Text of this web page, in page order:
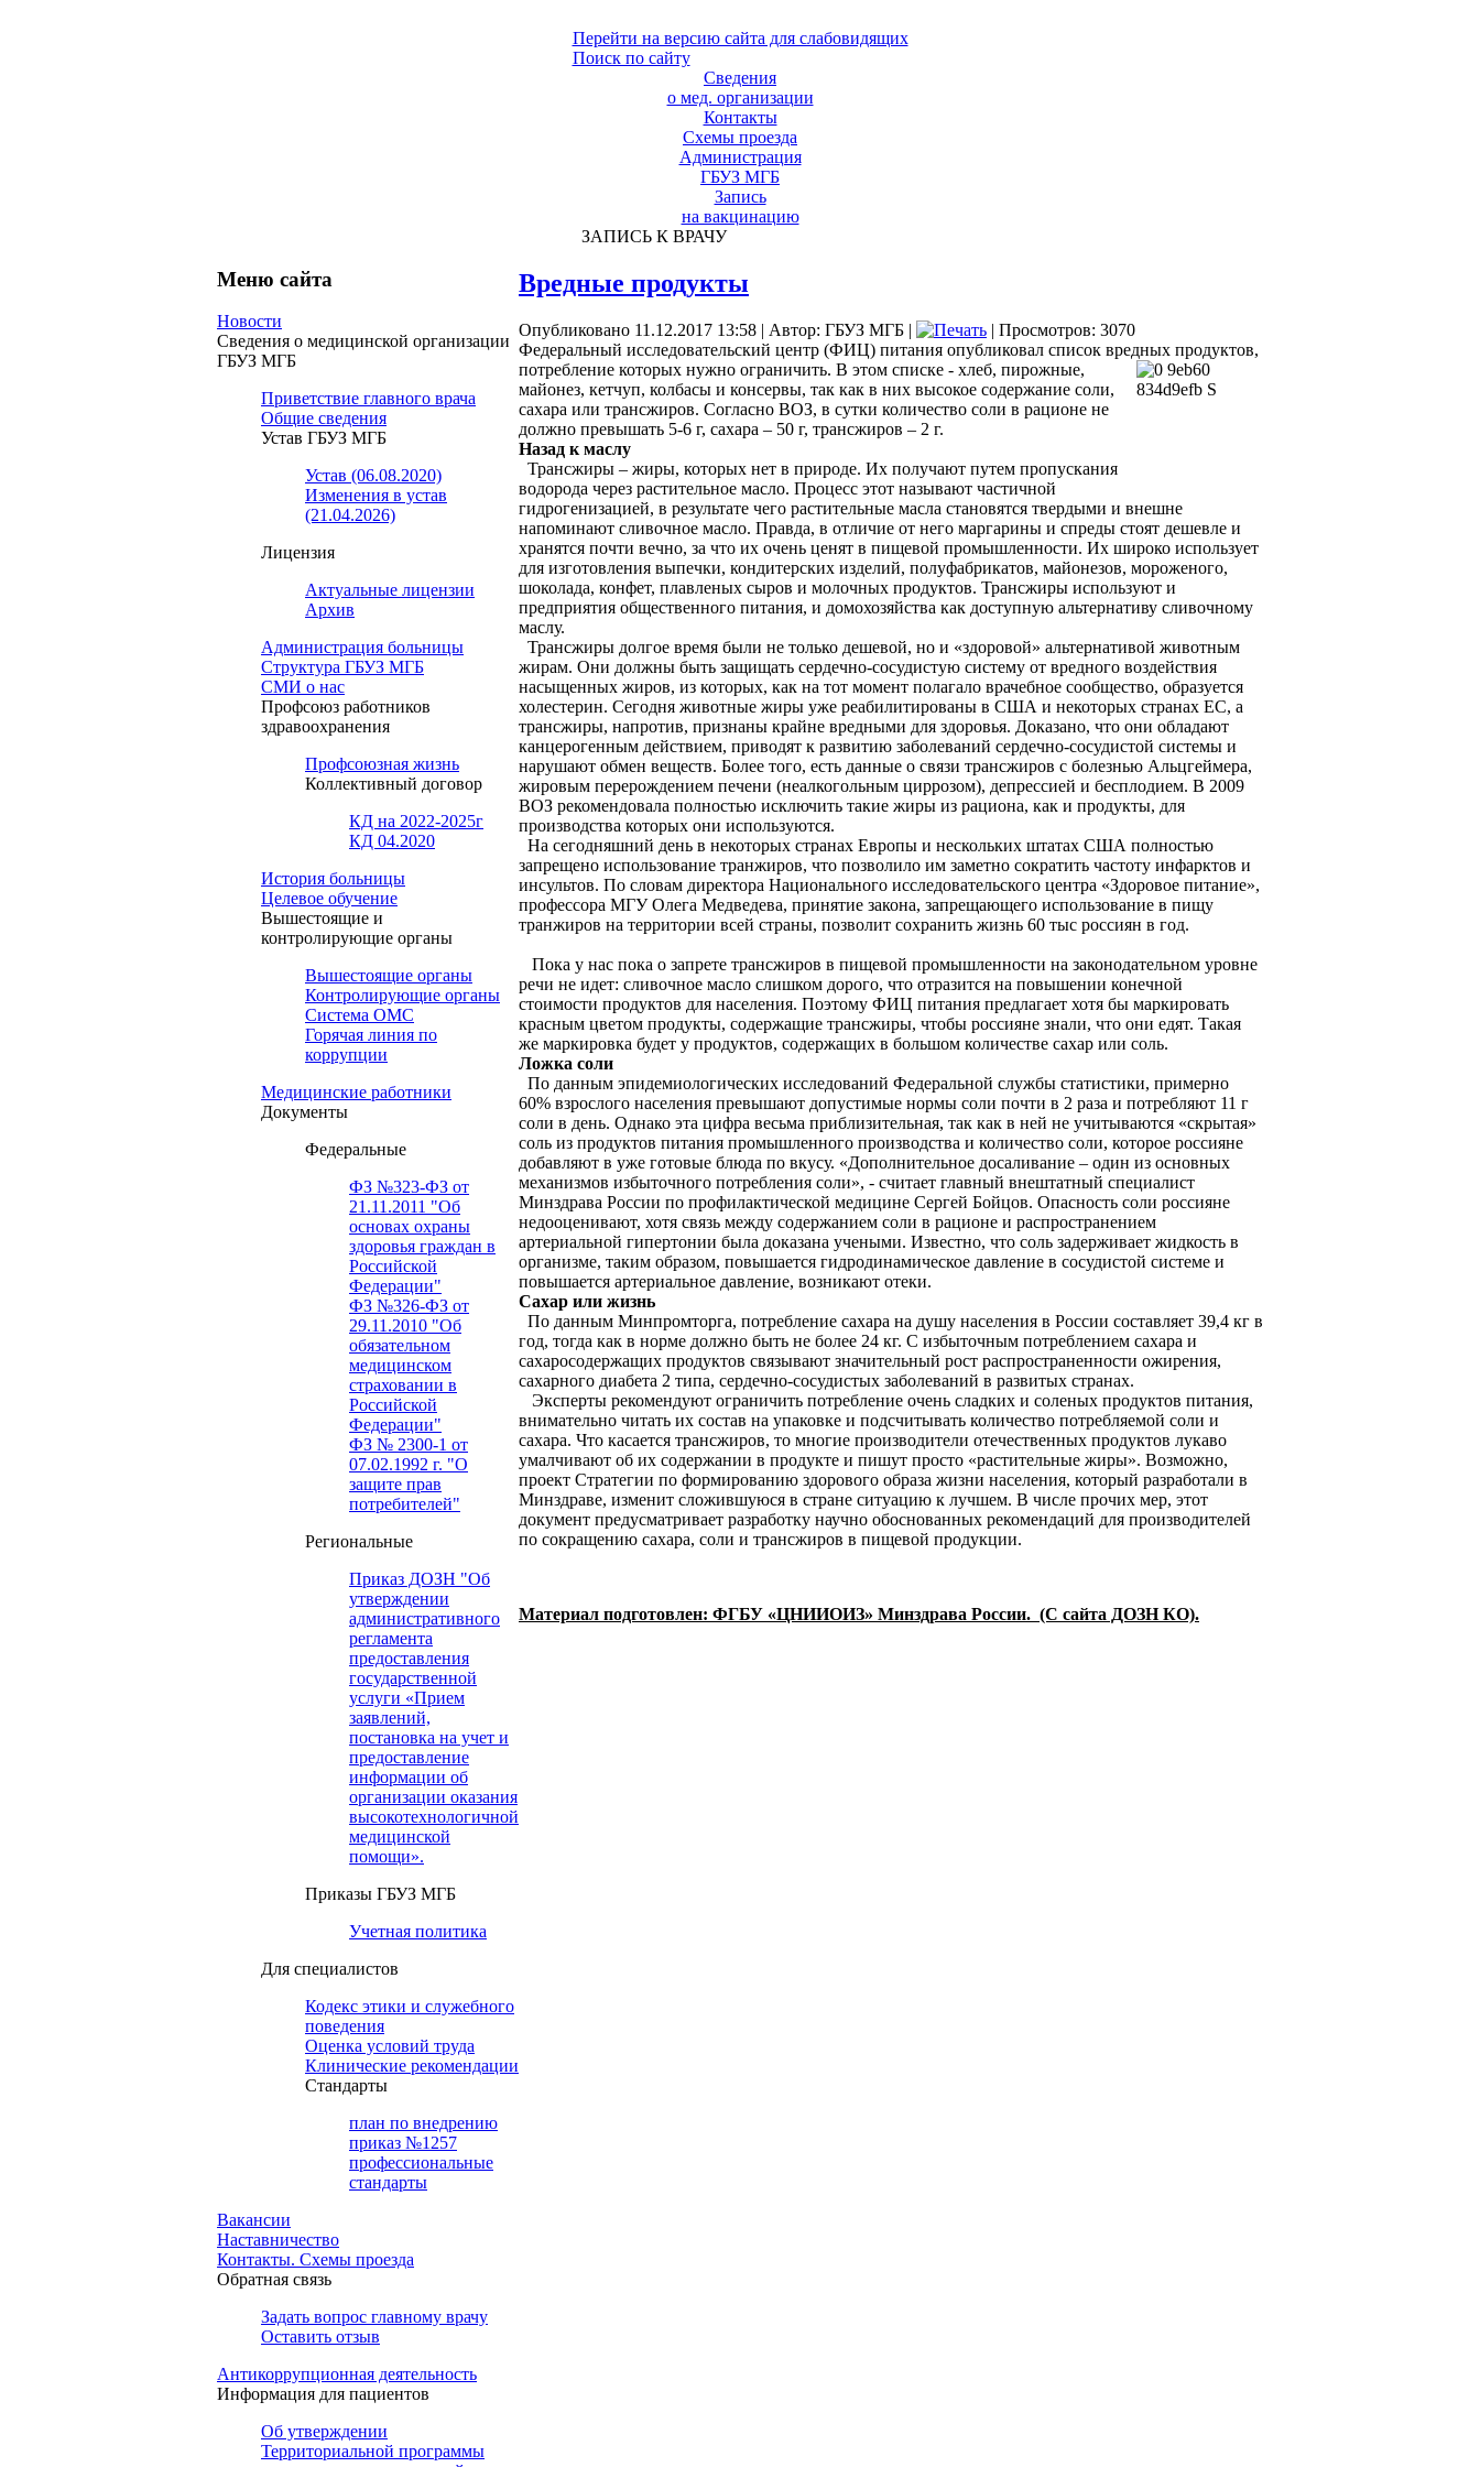
Перейти на версию сайта для слабовидящих
Поиск по сайту
Сведения
о мед. организации
Контакты
Схемы проезда
Администрация
ГБУЗ МГБ
Запись
на вакцинацию
ЗАПИСЬ К ВРАЧУ
Меню сайта
Новости
Сведения о медицинской организации
ГБУЗ МГБ
Приветствие главного врача
Общие сведения
Устав ГБУЗ МГБ
Устав (06.08.2020)
Изменения в устав
(21.04.2026)
Лицензия
Актуальные лицензии
Архив
Администрация больницы
Структура ГБУЗ МГБ
СМИ о нас
Профсоюз работников
здравоохранения
Профсоюзная жизнь
Коллективный договор
КД на 2022-2025г
КД 04.2020
История больницы
Целевое обучение
Вышестоящие и
контролирующие органы
Вышестоящие органы
Контролирующие органы
Система ОМС
Горячая линия по
коррупции
Медицинские работники
Документы
Федеральные
ФЗ №323-ФЗ от
21.11.2011 "Об
основах охраны
здоровья граждан в
Российской
Федерации"
ФЗ №326-ФЗ от
29.11.2010 "Об
обязательном
медицинском
страховании в
Российской
Федерации"
ФЗ № 2300-1 от
07.02.1992 г. "О
защите прав
потребителей"
Региональные
Приказ ДОЗН "Об
утверждении
административного
регламента
предоставления
государственной
услуги «Прием
заявлений,
постановка на учет и
предоставление
информации об
организации оказания
высокотехнологичной
медицинской
помощи».
Приказы ГБУЗ МГБ
Учетная политика
Для специалистов
Кодекс этики и служебного
поведения
Оценка условий труда
Клинические рекомендации
Cтандарты
план по внедрению
приказ №1257
профессиональные
стандарты
Вакансии
Наставничество
Контакты. Схемы проезда
Обратная связь
Задать вопрос главному врачу
Оставить отзыв
Антикоррупционная деятельность
Информация для пациентов
Об утверждении
Территориальной программы
Вредные продукты
Опубликовано 11.12.2017 13:58 | Автор: ГБУЗ МГБ |
| Просмотров: 3070
Федеральный исследовательский центр (ФИЦ) питания опубликовал список вредных продуктов,
потребление которых нужно ограничить. В этом списке - хлеб, пирожные,
майонез, кетчуп, колбасы и консервы, так как в них высокое содержание соли,
сахара или трансжиров. Согласно ВОЗ, в сутки количество соли в рационе не
должно превышать 5-6 г, сахара – 50 г, трансжиров – 2 г.
Назад к маслу
Трансжиры – жиры, которых нет в природе. Их получают путем пропускания
водорода через растительное масло. Процесс этот называют частичной
гидрогенизацией, в результате чего растительные масла становятся твердыми и внешне
напоминают сливочное масло. Правда, в отличие от него маргарины и спреды стоят дешевле и
хранятся почти вечно, за что их очень ценят в пищевой промышленности. Их широко использует
для изготовления выпечки, кондитерских изделий, полуфабрикатов, майонезов, мороженого,
шоколада, конфет, плавленых сыров и молочных продуктов. Трансжиры используют и
предприятия общественного питания, и домохозяйства как доступную альтернативу сливочному
маслу.
Трансжиры долгое время были не только дешевой, но и «здоровой» альтернативой животным
жирам. Они должны быть защищать сердечно-сосудистую систему от вредного воздействия
насыщенных жиров, из которых, как на тот момент полагало врачебное сообщество, образуется
холестерин. Сегодня животные жиры уже реабилитированы в США и некоторых странах ЕС, а
трансжиры, напротив, признаны крайне вредными для здоровья. Доказано, что они обладают
канцерогенным действием, приводят к развитию заболеваний сердечно-сосудистой системы и
нарушают обмен веществ. Более того, есть данные о связи трансжиров с болезнью Альцгеймера,
жировым перерождением печени (неалкогольным циррозом), депрессией и бесплодием. В 2009
ВОЗ рекомендовала полностью исключить такие жиры из рациона, как и продукты, для
производства которых они используются.
На сегодняшний день в некоторых странах Европы и нескольких штатах США полностью
запрещено использование транжиров, что позволило им заметно сократить частоту инфарктов и
инсультов. По словам директора Национального исследовательского центра «Здоровое питание»,
профессора МГУ Олега Медведева, принятие закона, запрещающего использование в пищу
транжиров на территории всей страны, позволит сохранить жизнь 60 тыс россиян в год.
Пока у нас пока о запрете трансжиров в пищевой промышленности на законодательном уровне
речи не идет: сливочное масло слишком дорого, что отразится на повышении конечной
стоимости продуктов для населения. Поэтому ФИЦ питания предлагает хотя бы маркировать
красным цветом продукты, содержащие трансжиры, чтобы россияне знали, что они едят. Такая
же маркировка будет у продуктов, содержащих в большом количестве сахар или соль.
Ложка соли
По данным эпидемиологических исследований Федеральной службы статистики, примерно
60% взрослого населения превышают допустимые нормы соли почти в 2 раза и потребляют 11 г
соли в день. Однако эта цифра весьма приблизительная, так как в ней не учитываются «скрытая»
соль из продуктов питания промышленного производства и количество соли, которое россияне
добавляют в уже готовые блюда по вкусу. «Дополнительное досаливание – один из основных
механизмов избыточного потребления соли», - считает главный внештатный специалист
Минздрава России по профилактической медицине Сергей Бойцов. Опасность соли россияне
недооценивают, хотя связь между содержанием соли в рационе и распространением
артериальной гипертонии была доказана учеными. Известно, что соль задерживает жидкость в
организме, таким образом, повышается гидродинамическое давление в сосудистой системе и
повышается артериальное давление, возникают отеки.
Сахар или жизнь
По данным Минпромторга, потребление сахара на душу населения в России составляет 39,4 кг в
год, тогда как в норме должно быть не более 24 кг. С избыточным потреблением сахара и
сахаросодержащих продуктов связывают значительный рост распространенности ожирения,
сахарного диабета 2 типа, сердечно-сосудистых заболеваний в развитых странах.
Эксперты рекомендуют ограничить потребление очень сладких и соленых продуктов питания,
внимательно читать их состав на упаковке и подсчитывать количество потребляемой соли и
сахара. Что касается трансжиров, то многие производители отечественных продуктов лукаво
умалчивают об их содержании в продукте и пишут просто «растительные жиры». Возможно,
проект Стратегии по формированию здорового образа жизни населения, который разработали в
Минздраве, изменит сложившуюся в стране ситуацию к лучшем. В числе прочих мер, этот
документ предусматривает разработку научно обоснованных рекомендаций для производителей
по сокращению сахара, соли и трансжиров в пищевой продукции.
Материал подготовлен: ФГБУ «ЦНИИОИЗ» Минздрава России. (С сайта ДОЗН КО).